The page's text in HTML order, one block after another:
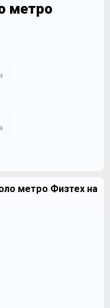
метро
метро Физтех на